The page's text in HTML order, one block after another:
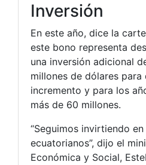
Inversión
En este año, dice la
este bono representa
una inversión adicional
millones de dólares para
incremento y para los
más de 60 millones.
“Seguimos invirtiendo
ecuatorianos”, dijo el
Económica y Social,